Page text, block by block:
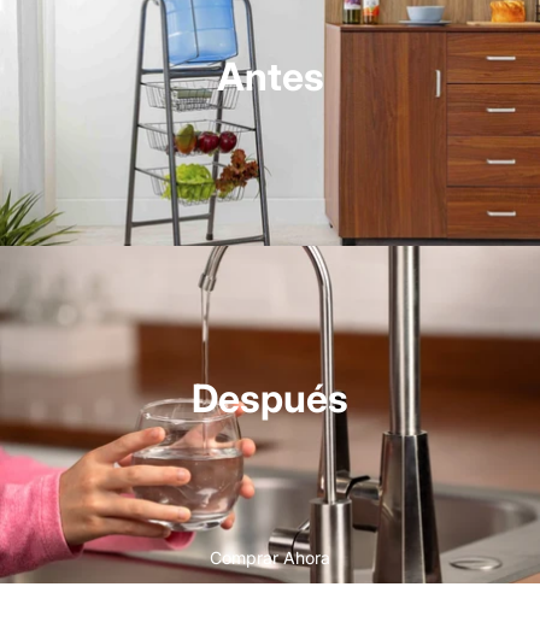
Antes
Después
Comprar Ahora